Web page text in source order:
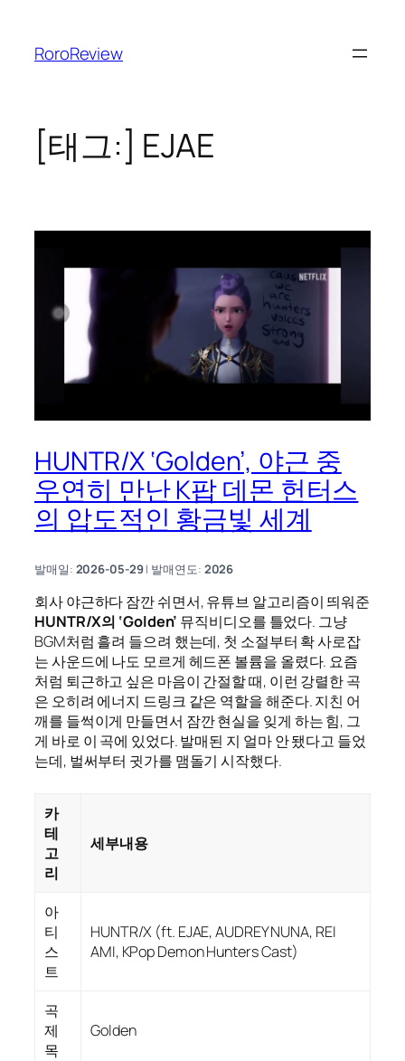
RoroReview
[태그:] EJAE
HUNTR/X ‘Golden’, 야근 중
우연히 만난 K팝 데몬 헌터스
의 압도적인 황금빛 세계
발매일: 2026-05-29| 발매연도: 2026
회사 야근하다 잠깐 쉬면서, 유튜브 알고리즘이 띄워준
HUNTR/X의 ‘Golden’ 뮤직비디오를 틀었다. 그냥
BGM처럼 흘려 들으려 했는데, 첫 소절부터 확 사로잡
는 사운드에 나도 모르게 헤드폰 볼륨을 올렸다. 요즘
처럼 퇴근하고 싶은 마음이 간절할 때, 이런 강렬한 곡
은 오히려 에너지 드링크 같은 역할을 해준다. 지친 어
깨를 들썩이게 만들면서 잠깐 현실을 잊게 하는 힘, 그
게 바로 이 곡에 있었다. 발매된 지 얼마 안 됐다고 들었
는데, 벌써부터 귓가를 맴돌기 시작했다.
카
테
고
리
세부내용
아
티
스
트
HUNTR/X (ft. EJAE, AUDREY NUNA, REI
AMI, KPop Demon Hunters Cast)
곡
제
목
Golden